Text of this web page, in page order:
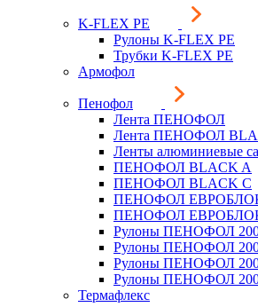
K-FLEX PE
Рулоны K-FLEX PE
Трубки K-FLEX PE
Армофол
Пенофол
Лента ПЕНОФОЛ
Лента ПЕНОФОЛ
Ленты алюминиевые
ПЕНОФОЛ BLACK A
ПЕНОФОЛ BLACK С
ПЕНОФОЛ
ПЕНОФОЛ
Рулоны ПЕНОФОЛ
Рулоны ПЕНОФОЛ
Рулоны ПЕНОФОЛ
Рулоны ПЕНОФОЛ
Термафлекс